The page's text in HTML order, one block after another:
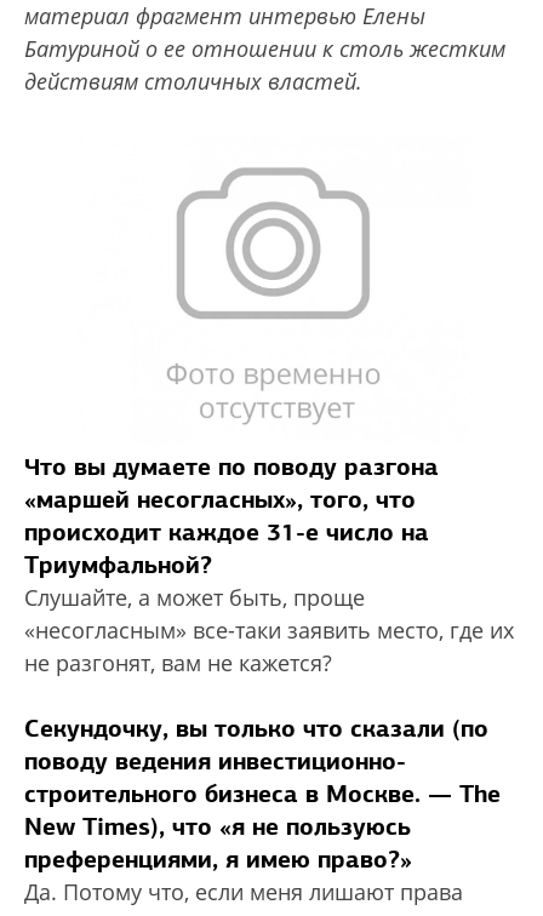
материал фрагмент интервью Елены
Батуриной о ее отношении к столь жестким
действиям столичных властей.
Что вы думаете по поводу разгона
«маршей несогласных», того, что
происходит каждое 31-е число на
Триумфальной?
Слушайте, а может быть, проще
«несогласным» все-таки заявить место, где их
не разгонят, вам не кажется?
Секундочку, вы только что сказали (по
поводу ведения инвестиционно-
строительного бизнеса в Москве. — The
New Times), что «я не пользуюсь
преференциями, я имею право?»
Да. Потому что, если меня лишают права